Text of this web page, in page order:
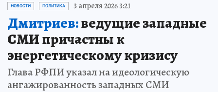
НОВОСТИ ПОЛИТИКА 3 апреля 2026 3:21
Дмитриев:ведущие западные
СМИ причастны к
энергетическому кризису
Глава РФПИ указал на идеологическую
ангажированность западных СМИ